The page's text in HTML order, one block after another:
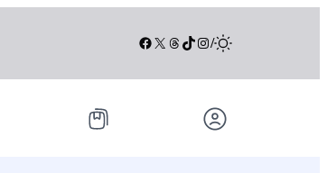
Facebook
X Threads
TikTok
Instagram
/